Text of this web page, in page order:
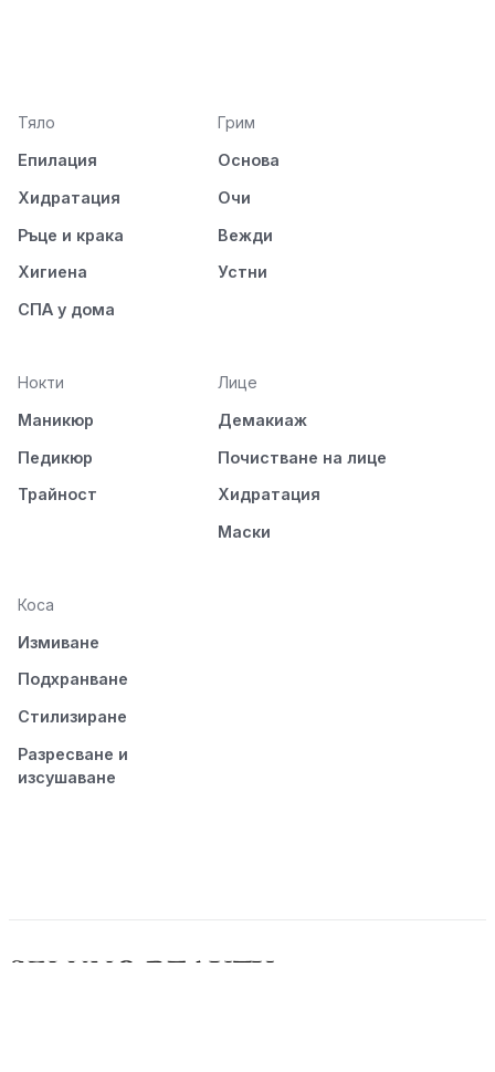
Тяло
Епилация
Хидратация
Ръце и крака
Хигиена
СПА у дома
Грим
Основа
Очи
Вежди
Устни
Нокти
Маникюр
Педикюр
Трайност
Лице
Демакиаж
Почистване на лице
Хидратация
Маски
Коса
Измиване
Подхранване
Стилизиране
Разресване и
изсушаване